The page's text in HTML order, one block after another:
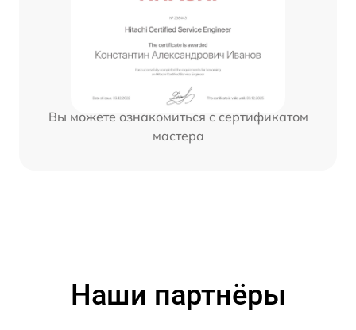
Вы можете ознакомиться с сертификатом
мастера
Наши партнёры